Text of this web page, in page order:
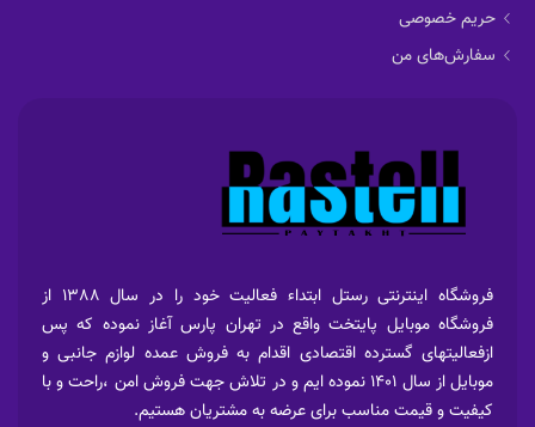
حریم خصوصی
سفارش‌های من
فروشگاه اینترنتی رستل ابتداء فعالیت خود را در سال 1388 از
فروشگاه موبایل پایتخت واقع در تهران پارس آغاز نموده که پس
ازفعالیتهای گسترده اقتصادی اقدام به فروش عمده لوازم جانبی و
موبایل از سال 1401 نموده ایم و در تلاش جهت فروش امن ،راحت و با
کیفیت و قیمت مناسب برای عرضه به مشتریان هستیم.